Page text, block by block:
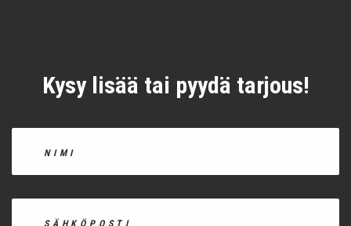
Kysy lisää tai pyydä tarjous!